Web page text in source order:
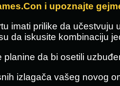
i upoznajte
imati prilike da
da iskusite kombinaciju
planine da bi osetili
izlagača vašeg novog